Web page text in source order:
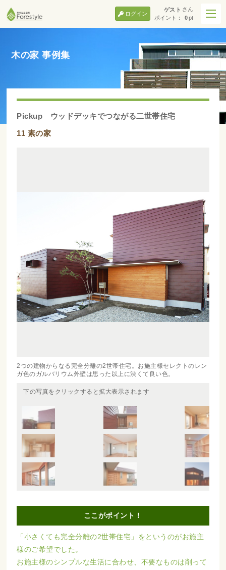
ゲスト さん
ポイント：
0pt
ログイン
木の家 事例集
Pickup ウッドデッキでつながる二世帯住宅
11 素の家
2つの建物からなる完全分離の2世帯住宅。お施主様セレクトのレン
ガ色のガルバリウム外壁は思った以上に渋くて良い色。
下の写真をクリックすると拡大表示されます
ここがポイント！
「小さくても完全分離の2世帯住宅」をというのがお施主
様のご希望でした。
お施主様のシンプルな生活に合わせ、不要なものは削って